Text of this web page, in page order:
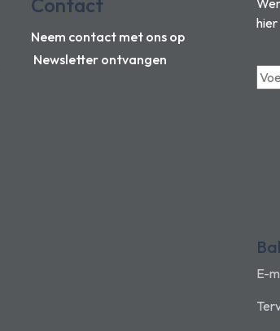
hier
E-
Contact
Neem contact met ons op
Newsletter ontvangen